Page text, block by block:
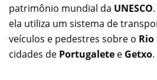
patrimônio mundial da UNESCO
ela utiliza um sistema de
veículos e pedestres sobre o
cidades de Portugalete e Getxo.